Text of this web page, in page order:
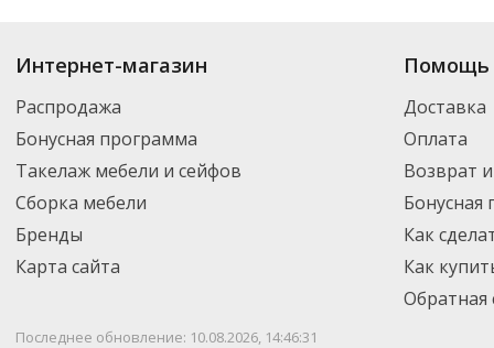
Купить
. В ассортименте
выбрать нужный товар и добавить его в корзину для дальнейшего
транспортной компанией DPD. Для постоянных клиентов - скидка,
Интернет-магазин
Распродажа
Бонусная программа
Такелаж мебели и сейфов
Сборка мебели
Бренды
Карта сайта
Помощь
Доставка
Оплата
Возврат
Бонусная
Как
Как
Обратная
Последнее обновление: 10.08.2026, 14:46:31